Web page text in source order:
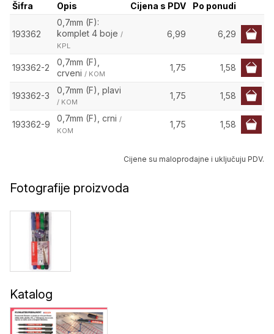
Šifra Opis Cijena s PDV Po ponudi
193362
0,7mm (F):
komplet 4 boje /
KPL
6,99 6,29
193362-2
0,7mm (F),
crveni / KOM
1,75 1,58
193362-3
0,7mm (F), plavi
/ KOM
1,75 1,58
193362-9
0,7mm (F), crni /
KOM
1,75 1,58
Cijene su maloprodajne i uključuju PDV.
Fotografije proizvoda
Katalog